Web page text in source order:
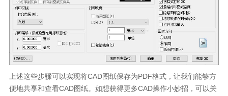
上述这些步骤可以实现将CAD图纸保存为PDF格式，让我们能够方
便地共享和查看CAD图纸。如想获得更多CAD操作小妙招，可以关